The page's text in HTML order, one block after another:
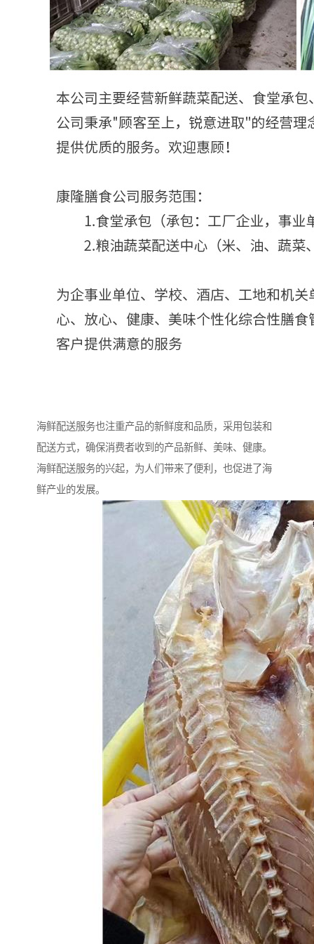
海鲜配送服务也注重产品的新鲜度和品质，采用包装和
配送方式，确保消费者收到的产品新鲜、美味、健康。
海鲜配送服务的兴起，为人们带来了便利，也促进了海
鲜产业的发展。